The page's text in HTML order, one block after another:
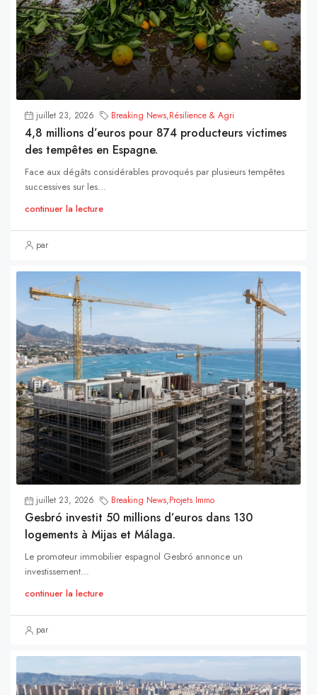
juillet 23, 2026 Breaking News,Résilience & Agri
4,8 millions d’euros pour 874 producteurs victimes
des tempêtes en Espagne.
Face aux dégâts considérables provoqués par plusieurs tempêtes
successives sur les...
continuer la lecture
par
juillet 23, 2026 Breaking News,Projets Immo
Gesbró investit 50 millions d’euros dans 130
logements à Mijas et Málaga.
Le promoteur immobilier espagnol Gesbró annonce un
investissement...
continuer la lecture
par